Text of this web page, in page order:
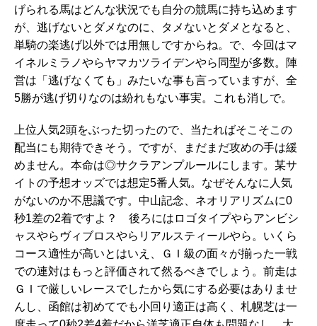
げられる馬はどんな状況でも自分の競馬に持ち込めます
が、逃げないとダメなのに、タメないとダメとなると、
単騎の楽逃げ以外では用無しですからね。で、今回はマ
イネルミラノやらヤマカツライデンやら同型が多数。陣
営は「逃げなくても」みたいな事も言っていますが、全
5勝が逃げ切りなのは紛れもない事実。これも消しで。
上位人気2頭をぶった切ったので、当たればそこそこの
配当にも期待できそう。ですが、まだまだ攻めの手は緩
めません。本命は◎サクラアンプルールにします。某サ
イトの予想オッズでは想定5番人気。なぜそんなに人気
がないのか不思議です。中山記念、ネオリアリズムに0
秒1差の2着ですよ？ 後ろにはロゴタイプやらアンビシ
ャスやらヴィブロスやらリアルスティールやら。いくら
コース適性が高いとはいえ、ＧＩ級の面々が揃った一戦
での連対はもっと評価されて然るべきでしょう。前走は
ＧＩで厳しいレースでしたから気にする必要はありませ
んし、函館は初めてでも小回り適正は高く、札幌芝は一